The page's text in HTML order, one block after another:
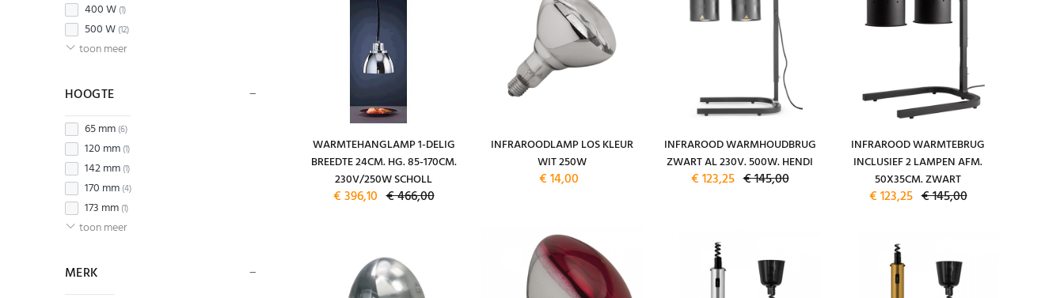
400 W (1)
500 W (12)
toon meer
HOOGTE
65 mm (6)
120 mm (1)
142 mm (1)
170 mm (4)
173 mm (1)
toon meer
MERK
WARMTEHANGLAMP 1-DELIG
BREEDTE 24CM. HG. 85-170CM.
230V/250W SCHOLL
€ 396,10 € 466,00
INFRAROODLAMP LOS KLEUR
WIT 250W
€ 14,00
INFRAROOD WARMHOUDBRUG
ZWART AL 230V. 500W. HENDI
€ 123,25 € 145,00
INFRAROOD WARMTEBRUG
INCLUSIEF 2 LAMPEN AFM.
50X35CM. ZWART
€ 123,25 € 145,00